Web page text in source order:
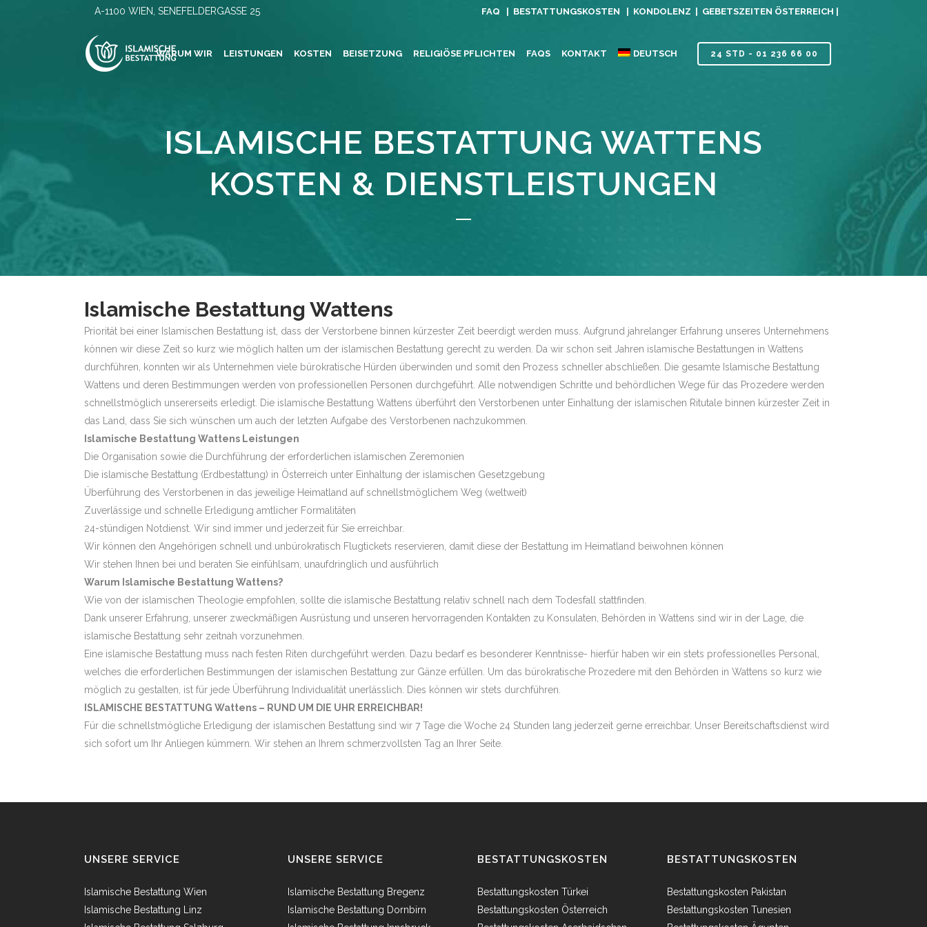
A-1100 WIEN, SENEFELDERGASSE 25 FAQ | BESTATTUNGSKOSTEN | KONDOLENZ | GEBETSZEITEN ÖSTERREICH |
24 STD - 01 236 66 00
WARUM WIR LEISTUNGEN KOSTEN BEISETZUNG RELIGIÖSE PFLICHTEN FAQS KONTAKT DEUTSCH
ISLAMISCHE BESTATTUNG WATTENS
KOSTEN & DIENSTLEISTUNGEN
Islamische Bestattung Wattens
Priorität bei einer Islamischen Bestattung ist, dass der Verstorbene binnen kürzester Zeit beerdigt werden muss. Aufgrund jahrelanger Erfahrung unseres Unternehmens
können wir diese Zeit so kurz wie möglich halten um der islamischen Bestattung gerecht zu werden. Da wir schon seit Jahren islamische Bestattungen in Wattens
durchführen, konnten wir als Unternehmen viele bürokratische Hürden überwinden und somit den Prozess schneller abschließen. Die gesamte Islamische Bestattung
Wattens und deren Bestimmungen werden von professionellen Personen durchgeführt. Alle notwendigen Schritte und behördlichen Wege für das Prozedere werden
schnellstmöglich unsererseits erledigt. Die islamische Bestattung Wattens überführt den Verstorbenen unter Einhaltung der islamischen Ritutale binnen kürzester Zeit in
das Land, dass Sie sich wünschen um auch der letzten Aufgabe des Verstorbenen nachzukommen.
Islamische Bestattung Wattens Leistungen
Die Organisation sowie die Durchführung der erforderlichen islamischen Zeremonien
Die islamische Bestattung (Erdbestattung) in Österreich unter Einhaltung der islamischen Gesetzgebung
Überführung des Verstorbenen in das jeweilige Heimatland auf schnellstmöglichem Weg (weltweit)
Zuverlässige und schnelle Erledigung amtlicher Formalitäten
24-stündigen Notdienst. Wir sind immer und jederzeit für Sie erreichbar.
Wir können den Angehörigen schnell und unbürokratisch Flugtickets reservieren, damit diese der Bestattung im Heimatland beiwohnen können
Wir stehen Ihnen bei und beraten Sie einfühlsam, unaufdringlich und ausführlich
Warum Islamische Bestattung Wattens?
Wie von der islamischen Theologie empfohlen, sollte die islamische Bestattung relativ schnell nach dem Todesfall stattfinden.
Dank unserer Erfahrung, unserer zweckmäßigen Ausrüstung und unseren hervorragenden Kontakten zu Konsulaten, Behörden in Wattens sind wir in der Lage, die
islamische Bestattung sehr zeitnah vorzunehmen.
Eine islamische Bestattung muss nach festen Riten durchgeführt werden. Dazu bedarf es besonderer Kenntnisse- hierfür haben wir ein stets professionelles Personal,
welches die erforderlichen Bestimmungen der islamischen Bestattung zur Gänze erfüllen. Um das bürokratische Prozedere mit den Behörden in Wattens so kurz wie
möglich zu gestalten, ist für jede Überführung Individualität unerlässlich. Dies können wir stets durchführen.
ISLAMISCHE BESTATTUNG Wattens – RUND UM DIE UHR ERREICHBAR!
Für die schnellstmögliche Erledigung der islamischen Bestattung sind wir 7 Tage die Woche 24 Stunden lang jederzeit gerne erreichbar. Unser Bereitschaftsdienst wird
sich sofort um Ihr Anliegen kümmern. Wir stehen an Ihrem schmerzvollsten Tag an Ihrer Seite.
UNSERE SERVICE
Islamische Bestattung Wien
Islamische Bestattung Linz
UNSERE SERVICE
Islamische Bestattung Bregenz
Islamische Bestattung Dornbirn
BESTATTUNGSKOSTEN
Bestattungskosten Türkei
Bestattungskosten Österreich
BESTATTUNGSKOSTEN
Bestattungskosten Pakistan
Bestattungskosten Tunesien